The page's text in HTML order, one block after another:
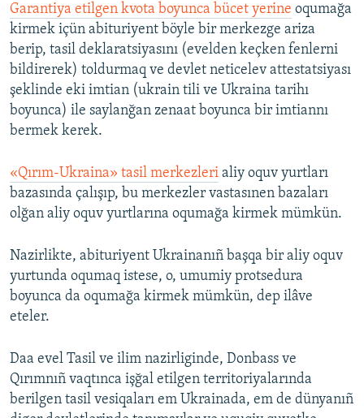
Garantiya etilgen kvota boyunca bücet yerine oqumağa
kirmek içün abituriyent böyle bir merkezge ariza
berip, tasil deklaratsiyasını (evelden keçken fenlerni
bildirerek) toldurmaq ve devlet neticelev attestatsiyası
şeklinde eki imtian (ukrain tili ve Ukraina tarihı
boyunca) ile saylanğan zenaat boyunca bir imtiannı
bermek kerek.
«Qırım-Ukraina» tasil merkezleri aliy oquv yurtları
bazasında çalışıp, bu merkezler vastasınen bazaları
olğan aliy oquv yurtlarına oqumağa kirmek mümkün.
Nazirlikte, abituriyent Ukrainanıñ başqa bir aliy oquv
yurtunda oqumaq istese, o, umumiy protsedura
boyunca da oqumağa kirmek mümkün, dep ilâve
eteler.
Daa evel Tasil ve ilim nazirliginde, Donbass ve
Qırımnıñ vaqtınca işğal etilgen territoriyalarında
berilgen tasil vesiqaları em Ukrainada, em de dünyanıñ